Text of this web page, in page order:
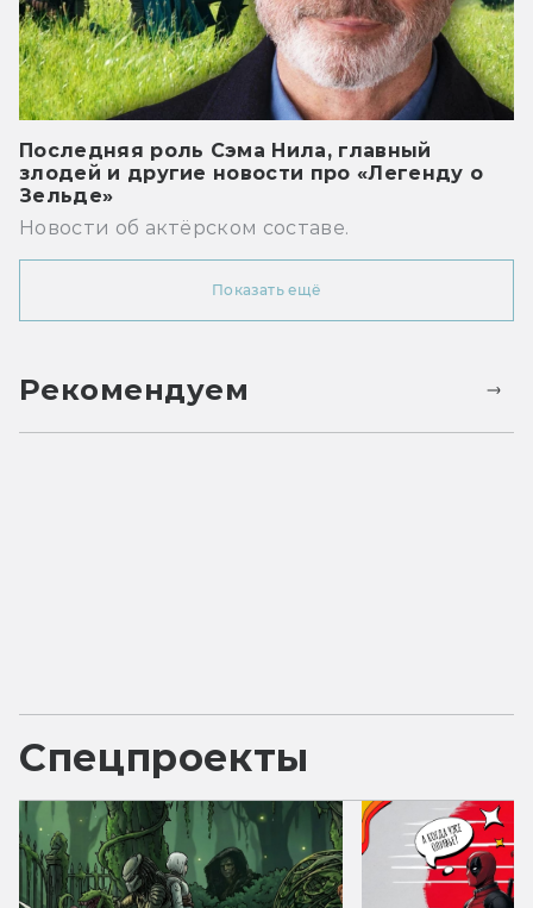
Последняя роль Сэма Нила, главный
злодей и другие новости про «Легенду о
Зельде»
Новости об актёрском составе.
Показать ещё
Рекомендуем
Спецпроекты